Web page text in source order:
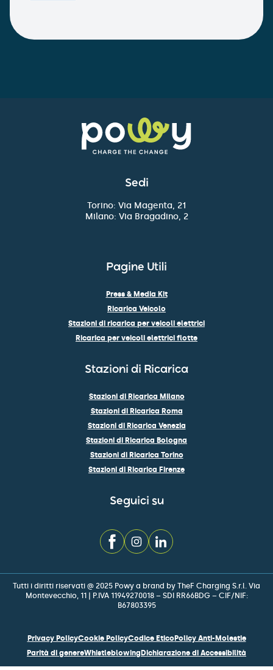
Sedi
Torino: Via Magenta, 21
Milano: Via Bragadino, 2
Pagine Utili
Press & Media Kit
Ricarica Veicolo
Stazioni di ricarica per veicoli elettrici
Ricarica per veicoli elettrici flotte
Stazioni di Ricarica
Stazioni di Ricarica Milano
Stazioni di Ricarica Roma
Stazioni di Ricarica Venezia
Stazioni di Ricarica Bologna
Stazioni di Ricarica Torino
Stazioni di Ricarica Firenze
Seguici su
Tutti i diritti riservati @ 2025 Powy a brand by TheF Charging S.r.l. Via
Montevecchio, 11 | P.IVA 11949270018 – SDI RR66BDG – CIF/NIF:
B67803395
Privacy PolicyCookie PolicyCodice EticoPolicy Anti-Molestie
Parità di genereWhistleblowing Dichiarazione di Accessibilità